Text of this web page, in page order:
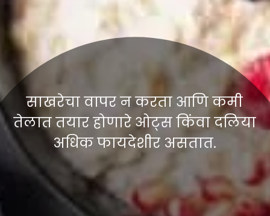
साखरेचा वापर न करता आणि कमी
तेलात तयार होणारे ओट्स किंवा दलिया
अधिक फायदेशीर असतात.